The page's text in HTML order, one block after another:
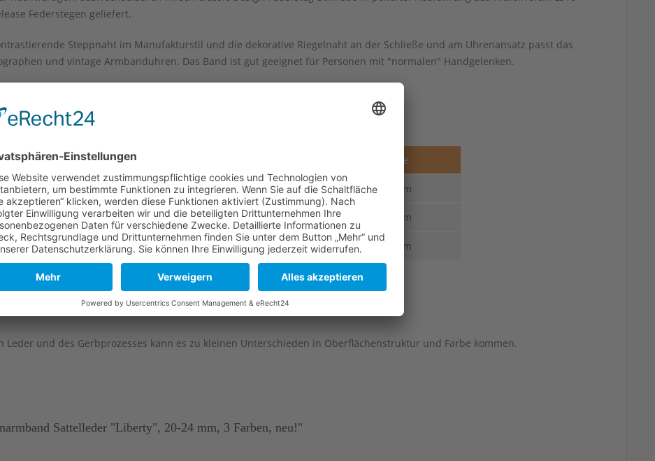
Federstegen geliefert.
Steppnaht im Manufakturstil und die dekorative Riegelnaht an der Schließe und am Uhrenansatz passt das
und vintage Armbanduhren. Das Band ist gut geeignet für Personen mit "normalen" Handgelenken.
Lange Seite Stärke
120 mm 80 mm 4,0 mm
120 mm 80 mm 4,0 mm
120 mm 80 mm 4,0 mm
und des Gerbprozesses kann es zu kleinen Unterschieden in Oberflächenstruktur und Farbe kommen.
Sattelleder "Liberty", 20-24 mm, 3 Farben, neu!"